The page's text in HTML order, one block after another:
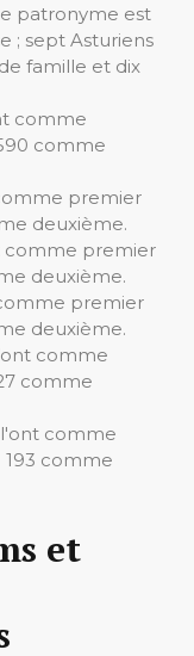
patronyme est
; sept Asturiens
famille et dix
comme
comme
premier
deuxième.
comme premier
deuxième.
premier
deuxième.
comme
comme
l'ont comme
comme
et